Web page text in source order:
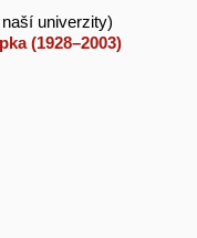
univerzity)
(1928–2003)